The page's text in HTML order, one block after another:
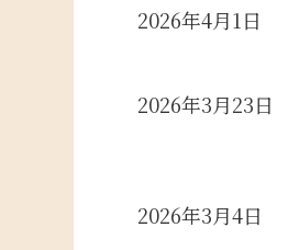
2026年4月1日
2026年3月23日
2026年3月4日